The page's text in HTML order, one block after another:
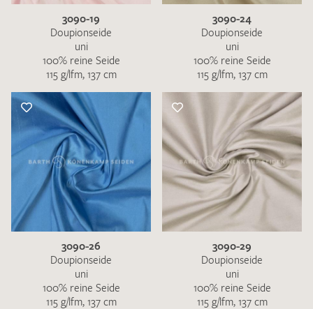
3090-19
Doupionseide
uni
100% reine Seide
115 g/lfm, 137 cm
3090-24
Doupionseide
uni
100% reine Seide
115 g/lfm, 137 cm
3090-26
Doupionseide
uni
100% reine Seide
115 g/lfm, 137 cm
3090-29
Doupionseide
uni
100% reine Seide
115 g/lfm, 137 cm